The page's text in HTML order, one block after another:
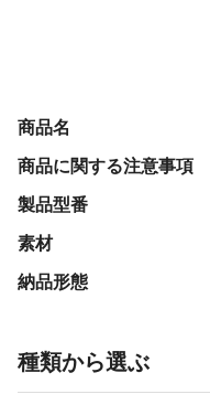
商品名
商品に関する注意事項
製品型番
素材
納品形態
種類から選ぶ